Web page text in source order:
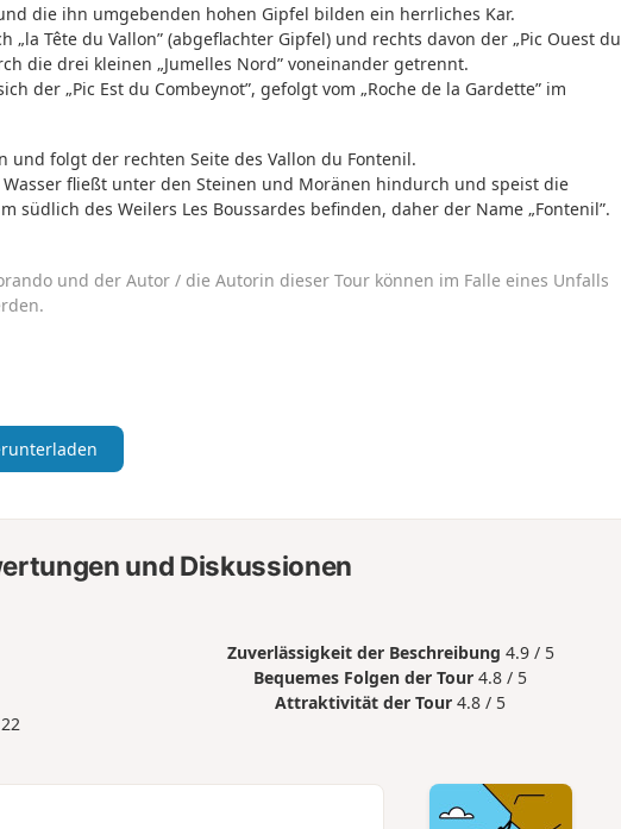
die ihn umgebenden hohen Gipfel bilden ein herrliches Kar.
„la Tête du Vallon” (abgeflachter Gipfel) und rechts davon der „Pic Ouest du
die drei kleinen „Jumelles Nord” voneinander getrennt.
der „Pic Est du Combeynot”, gefolgt vom „Roche de la Gardette” im
und folgt der rechten Seite des Vallon du Fontenil.
fließt unter den Steinen und Moränen hindurch und speist die
südlich des Weilers Les Boussardes befinden, daher der Name „Fontenil”.
und der Autor / die Autorin dieser Tour können im Falle eines Unfalls
und Diskussionen
22
Zuverlässigkeit der Beschreibung 4.9 / 5
Bequemes Folgen der Tour 4.8 / 5
Attraktivität der Tour 4.8 / 5